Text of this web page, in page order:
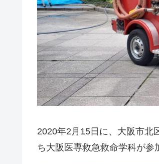
2020年2月15日に、大阪市北
ち大阪医専救急救命学科が参